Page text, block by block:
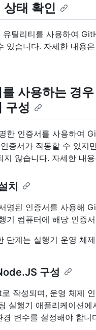
태 확인
유틸리티를 사용하여
있습니다. 자세한 내용은
를 사용하는 경
구성
한 인증서를 사용하여
증서가 작동할 수 있지
않습니다. 자세한 내
치
명된 인증서를 사용해
기 컴퓨터에 해당 인증
단계는 실행기 운영 체
구성
작성되며, 운영 체제
실행기 애플리케이션
경 변수를 설정해야 합니